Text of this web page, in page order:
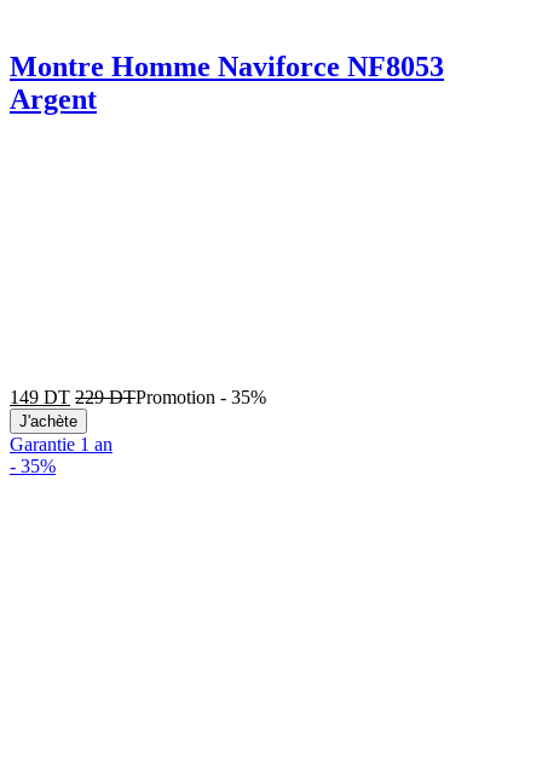
Montre Homme Naviforce NF8053
Argent
149 DT 229DTPromotion - 35%
J'achète
Garantie 1 an
- 35%